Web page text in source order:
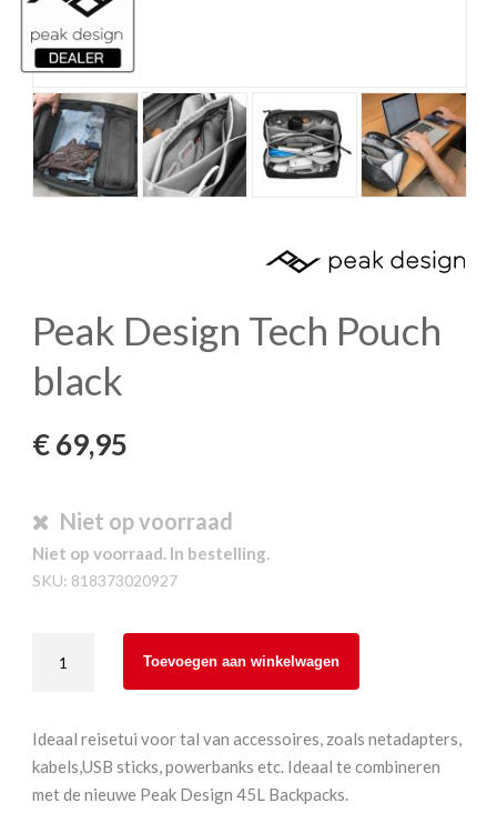
Peak Design Tech Pouch
black
€69,95
Niet op voorraad
Niet op voorraad. In bestelling.
SKU: 818373020927
Design
Pouch
black
aantal
Toevoegen aan winkelwagen
Ideaal reisetui voor tal van accessoires, zoals netadapters,
kabels,USB sticks, powerbanks etc. Ideaal te combineren
met de nieuwe Peak Design 45L Backpacks.